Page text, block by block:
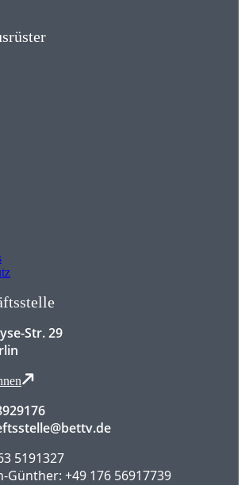
Str. 29
5191327
Günther: +49 176 56917739